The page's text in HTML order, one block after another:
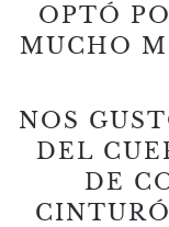
OPTÓ
MUCHO
NOS
DEL
DE